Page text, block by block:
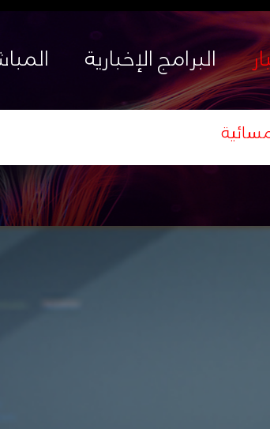
البرامج الإخبارية